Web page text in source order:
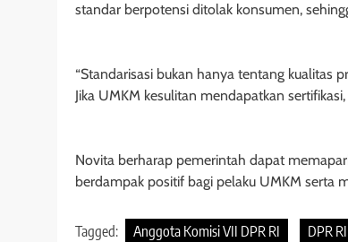
standar berpotensi ditolak konsumen,
“Standarisasi bukan hanya tentang kualitas
Jika UMKM kesulitan mendapatkan
Novita berharap pemerintah dapat
berdampak positif bagi pelaku UMKM serta
Tagged: Anggota Komisi VII DPR RI DPR RI